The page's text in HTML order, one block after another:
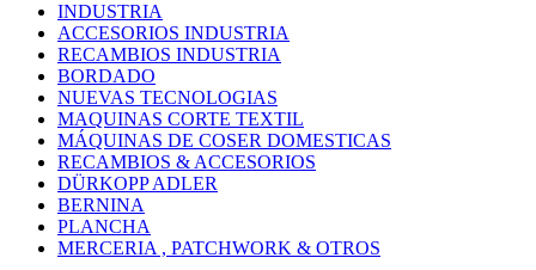
INDUSTRIA
ACCESORIOS INDUSTRIA
RECAMBIOS INDUSTRIA
BORDADO
NUEVAS TECNOLOGIAS
MAQUINAS CORTE TEXTIL
MÁQUINAS DE COSER DOMESTICAS
RECAMBIOS & ACCESORIOS
DÜRKOPP ADLER
BERNINA
PLANCHA
MERCERIA , PATCHWORK & OTROS